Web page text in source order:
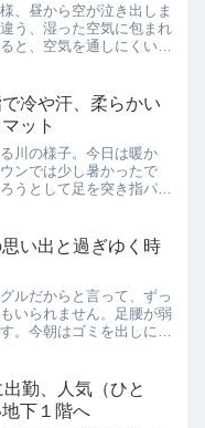
、昼から空が泣き出しま
う、湿った空気に包まれ
と、空気を通しにくい化
ガス設備の点検のお知ら
しないとい...
冷や汗、柔らかい
ット
川の様子。今日は暖か
ンでは少し暑かったで
うとして足を突き指パー
に浴室に入ろうとして、
いて、お風呂の...
い出と過ぎゆく時
ルだからと言って、ずっ
いられません。足腰が弱
。今朝はゴミを出しに行
はマンションとか事務所
界が殺風...
勤、人気（ひと
下１階へ